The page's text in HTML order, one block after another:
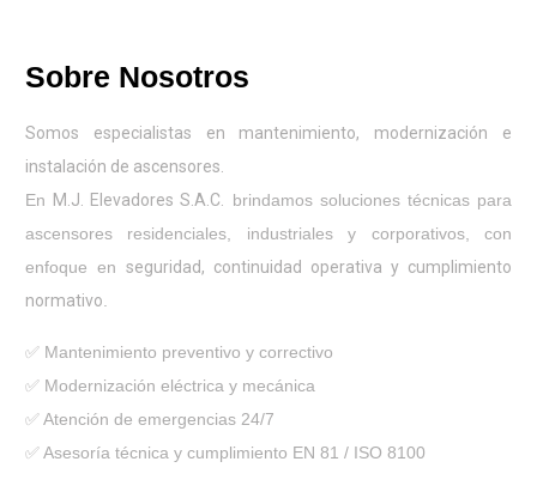
Sobre Nosotros
Somos especialistas en mantenimiento, modernización e
instalación de ascensores.
En M.J. Elevadores S.A.C. brindamos soluciones técnicas para
ascensores residenciales, industriales y corporativos, con
enfoque en seguridad, continuidad operativa y cumplimiento
normativo.
✅ Mantenimiento preventivo y correctivo
✅ Modernización eléctrica y mecánica
✅ Atención de emergencias 24/7
✅ Asesoría técnica y cumplimiento EN 81 / ISO 8100